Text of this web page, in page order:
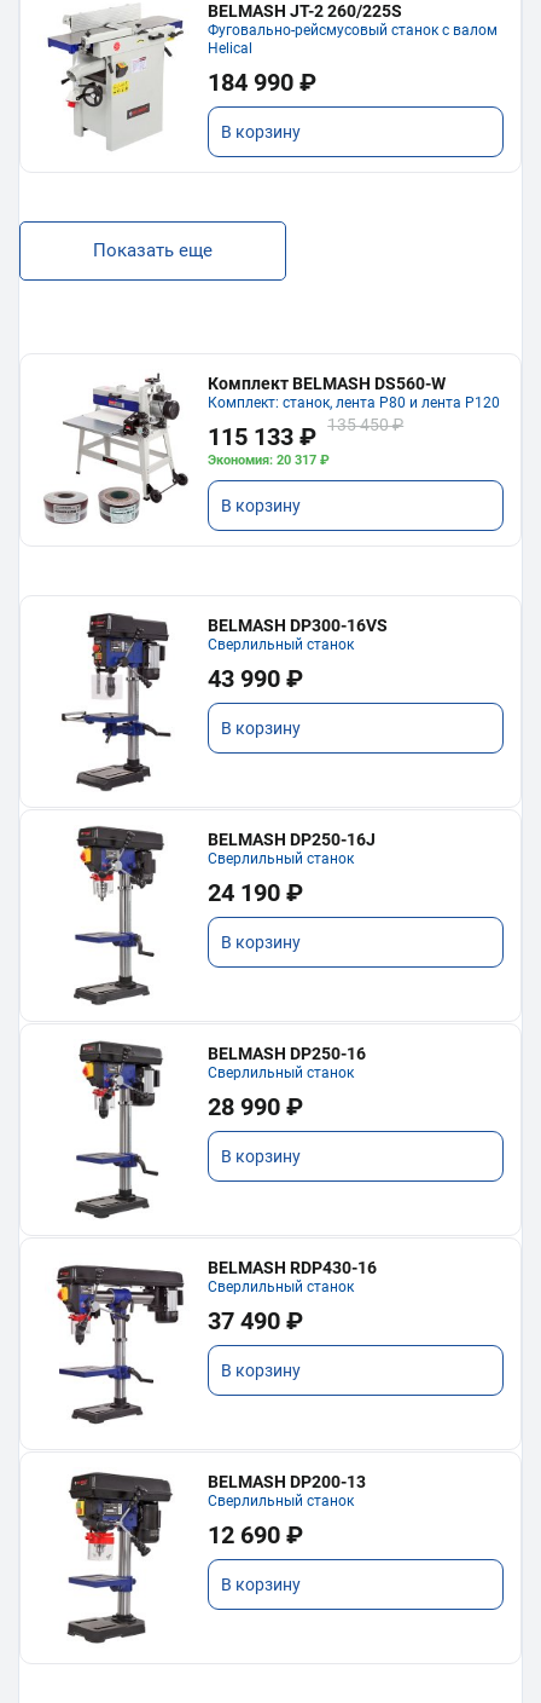
BELMASH JT-2 260/225S
Фуговально-рейсмусовый станок с валом
Helical
184 990 ₽
В корзину
Показать еще
Комплект BELMASH DS560-W
Комплект: станок, лента P80 и лента P120
115 133 ₽ 135 450 ₽
Экономия: 20 317 ₽
В корзину
BELMASH DP300-16VS
Сверлильный станок
43 990 ₽
В корзину
BELMASH DP250-16J
Сверлильный станок
24 190 ₽
В корзину
BELMASH DP250-16
Сверлильный станок
28 990 ₽
В корзину
BELMASH RDP430-16
Сверлильный станок
37 490 ₽
В корзину
BELMASH DP200-13
Сверлильный станок
12 690 ₽
В корзину